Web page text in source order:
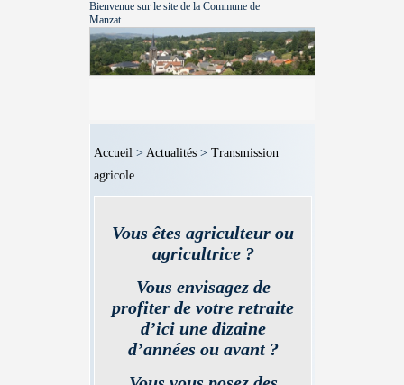
Bienvenue sur le site de la Commune de
Manzat
Accueil > Actualités > Transmission
agricole
Vous êtes agriculteur ou
agricultrice ?
Vous envisagez de
profiter de votre retraite
d’ici une dizaine
d’années ou avant ?